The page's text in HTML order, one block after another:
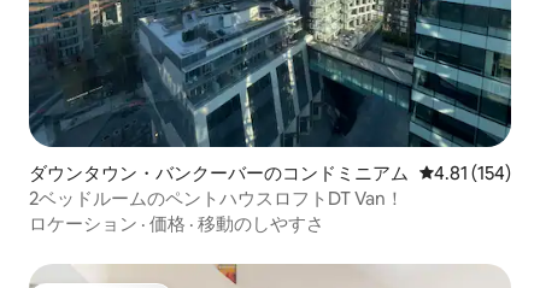
ダウンタウン・バンクーバーのコンドミニアム レビュー154
4.81 (154)
2ベッドルームのペントハウスロフトDT Van！
ロケーション · 価格 · 移動のしやすさ